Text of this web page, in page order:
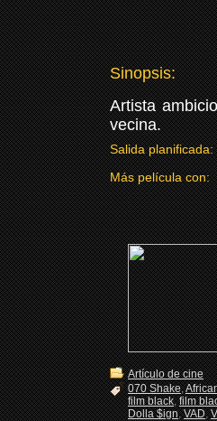
Sinopsis:
Artista
vecina.
Salida planificada:
Más película con:
Artículo de cine
070 Shake,
film black,film
Dolla $ign,VAD,